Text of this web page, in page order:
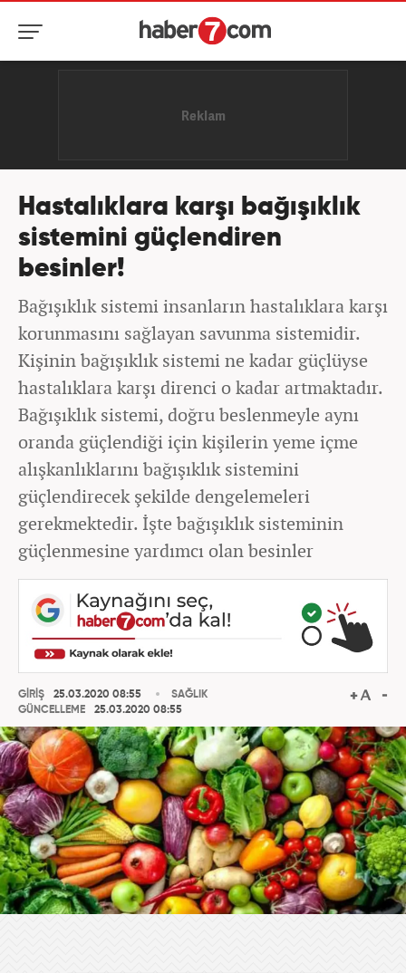
Hastalıklara karşı bağışıklık
sistemini güçlendiren
besinler!
Bağışıklık sistemi insanların hastalıklara karşı
korunmasını sağlayan savunma sistemidir.
Kişinin bağışıklık sistemi ne kadar güçlüyse
hastalıklara karşı direnci o kadar artmaktadır.
Bağışıklık sistemi, doğru beslenmeyle aynı
oranda güçlendiği için kişilerin yeme içme
alışkanlıklarını bağışıklık sistemini
güçlendirecek şekilde dengelemeleri
gerekmektedir. İşte bağışıklık sisteminin
güçlenmesine yardımcı olan besinler
GİRİŞ
25.03.2020 08:55
GÜNCELLEME
25.03.2020 08:55
SAĞLIK